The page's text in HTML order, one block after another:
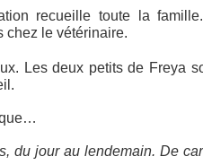
recueille toute la
chez le vétérinaire.
Les deux petits de Freya
du jour au lendemain. De